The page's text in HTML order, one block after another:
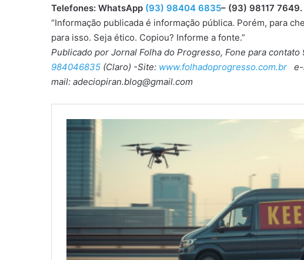
Telefones: WhatsApp (93) 98404 6835– (93) 98117 7649.
“Informação publicada é informação pública. Porém, para
para isso. Seja ético. Copiou? Informe a fonte.”
Publicado por Jornal Folha do Progresso, Fone para
984046835 (Claro) -Site: www.folhadoprogresso.com.br e-
mail: adeciopiran.blog@gmail.com